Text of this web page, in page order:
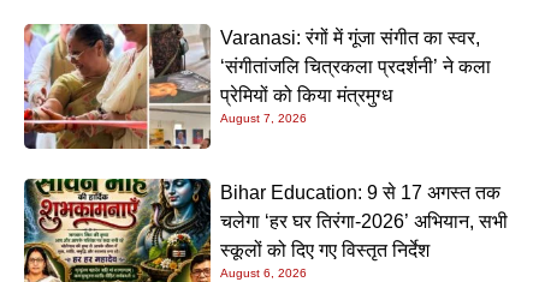
Varanasi: रंगों में गूंजा संगीत का स्वर,
‘संगीतांजलि चित्रकला प्रदर्शनी’ ने कला
प्रेमियों को किया मंत्रमुग्ध
August 7, 2026
Bihar Education: 9 से 17 अगस्त तक
चलेगा ‘हर घर तिरंगा-2026’ अभियान, सभी
स्कूलों को दिए गए विस्तृत निर्देश
August 6, 2026